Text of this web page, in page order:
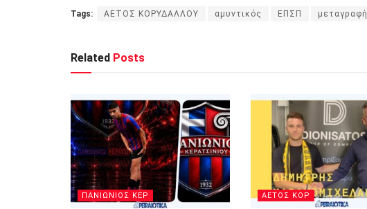
Tags: ΑΕΤΟΣ ΚΟΡΥΔΑΛΛΟΥ αμυντικός ΕΠΣΠ μεταγραφή
Related Posts
ΠΑΝΙΩΝΙΟΣ ΚΕΡ ΑΕΤΟΣ ΚΟΡ